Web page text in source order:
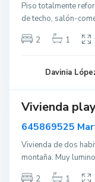
Piso totalmente
de techo, salón-
2
1
Davinia
u
l
l
Vivienda
645869525
Vivienda de dos
montaña. Muy
2
1